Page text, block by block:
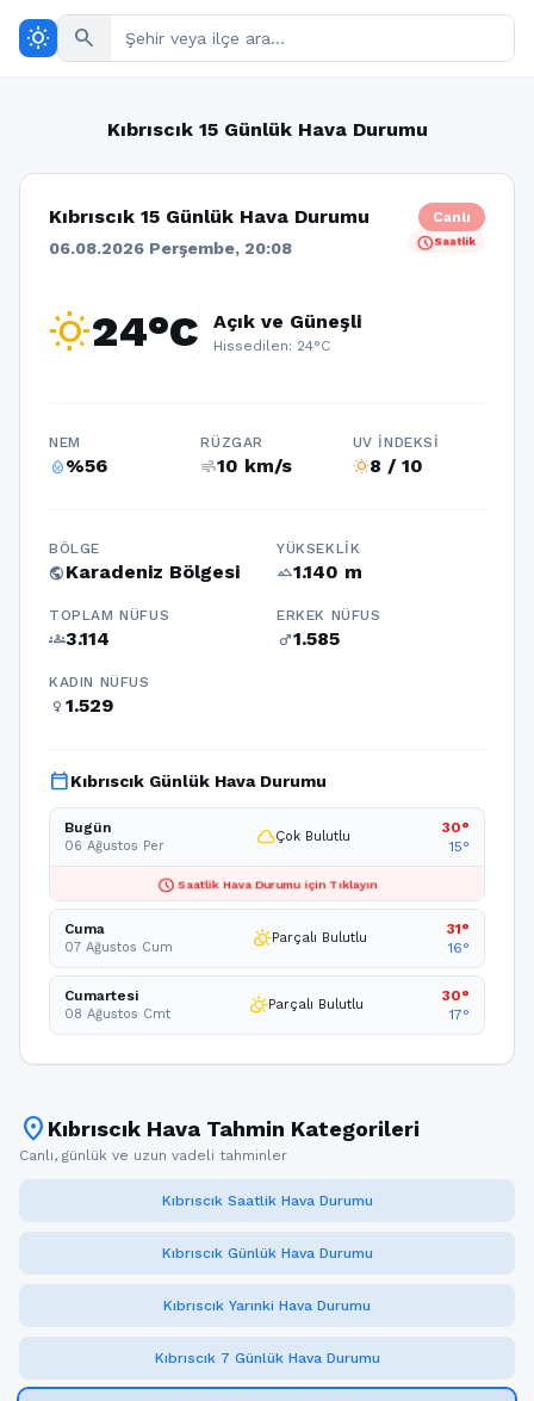
wb_sunny search
Kıbrıscık 15 Günlük Hava Durumu
Kıbrıscık 15 Günlük Hava Durumu
06.08.2026 Perşembe, 20:08
Canlı
scheduleSaatlik
wb_sunny24°C Açık ve Güneşli
Hissedilen: 24°C
NEM
humidity_percentage%56
RÜZGAR
air10 km/s
UV İNDEKSI
wb_sunny8 / 10
BÖLGE
publicKaradeniz Bölgesi
YÜKSEKLIK
terrain1.140 m
TOPLAM NÜFUS
groups3.114
ERKEK NÜFUS
male1.585
KADIN NÜFUS
female 1.529
calendar_todayKıbrıscık Günlük Hava Durumu
Bugün
06 Ağustos Per cloudÇok Bulutlu
30°
15°
schedule Saatlik Hava Durumu için Tıklayın
Cuma
07 Ağustos Cum partly_cloudy_dayParçalı Bulutlu
31°
16°
Cumartesi
08 Ağustos Cmt partly_cloudy_dayParçalı Bulutlu
30°
17°
location_on Kıbrıscık Hava Tahmin Kategorileri
Canlı, günlük ve uzun vadeli tahminler
Kıbrıscık Saatlik Hava Durumu
Kıbrıscık Günlük Hava Durumu
Kıbrıscık Yarınki Hava Durumu
Kıbrıscık 7 Günlük Hava Durumu